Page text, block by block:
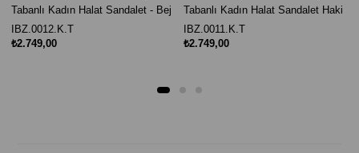
Tabanlı Kadın Halat Sandalet - Bej
IBZ.0012.K.T
₺2.749,00
Tabanlı Kadın Halat Sandalet Haki
IBZ.0011.K.T
₺2.749,00